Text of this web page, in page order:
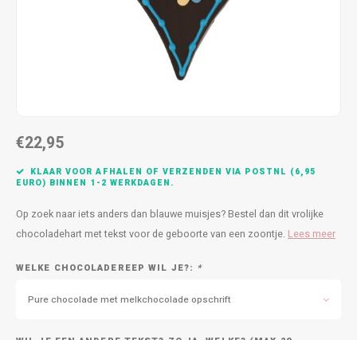
Samenwonen / Verhuizen
€22,95
KLAAR VOOR AFHALEN OF VERZENDEN VIA POSTNL (6,95
EURO) BINNEN 1-2 WERKDAGEN.
Op zoek naar iets anders dan blauwe muisjes? Bestel dan dit vrolijke
chocoladehart met tekst voor de geboorte van een zoontje. Lees meer
WELKE CHOCOLADEREEP WIL JE?: *
Pure chocolade met melkchocolade opschrift